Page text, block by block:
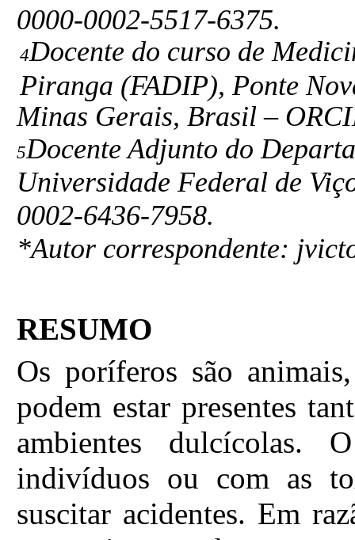
0000-0002-5517-6375.
4Docente do curso de
Piranga (FADIP), Ponte
Minas Gerais, Brasil –
5Docente Adjunto do
Universidade Federal de
0002-6436-7958.
*Autor correspondente:
RESUMO
Os poríferos são
podem estar presentes
ambientes dulcícolas.
indivíduos ou com as
suscitar acidentes. Em